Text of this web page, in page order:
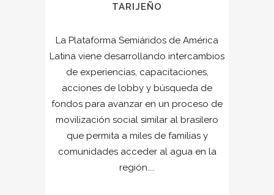
TARIJEÑO
La Plataforma Semiáridos de América
Latina viene desarrollando intercambios
de experiencias, capacitaciones,
acciones de lobby y búsqueda de
fondos para avanzar en un proceso de
movilización social similar al brasilero
que permita a miles de familias y
comunidades acceder al agua en la
región....